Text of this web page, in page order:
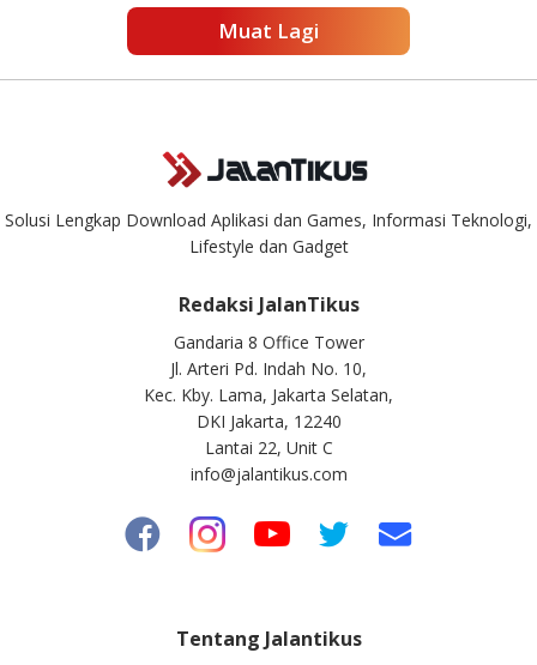
Muat Lagi
Solusi Lengkap Download Aplikasi dan Games, Informasi Teknologi,
Lifestyle dan Gadget
Redaksi JalanTikus
Gandaria 8 Office Tower
Jl. Arteri Pd. Indah No. 10,
Kec. Kby. Lama, Jakarta Selatan,
DKI Jakarta, 12240
Lantai 22, Unit C
info@jalantikus.com
Tentang Jalantikus